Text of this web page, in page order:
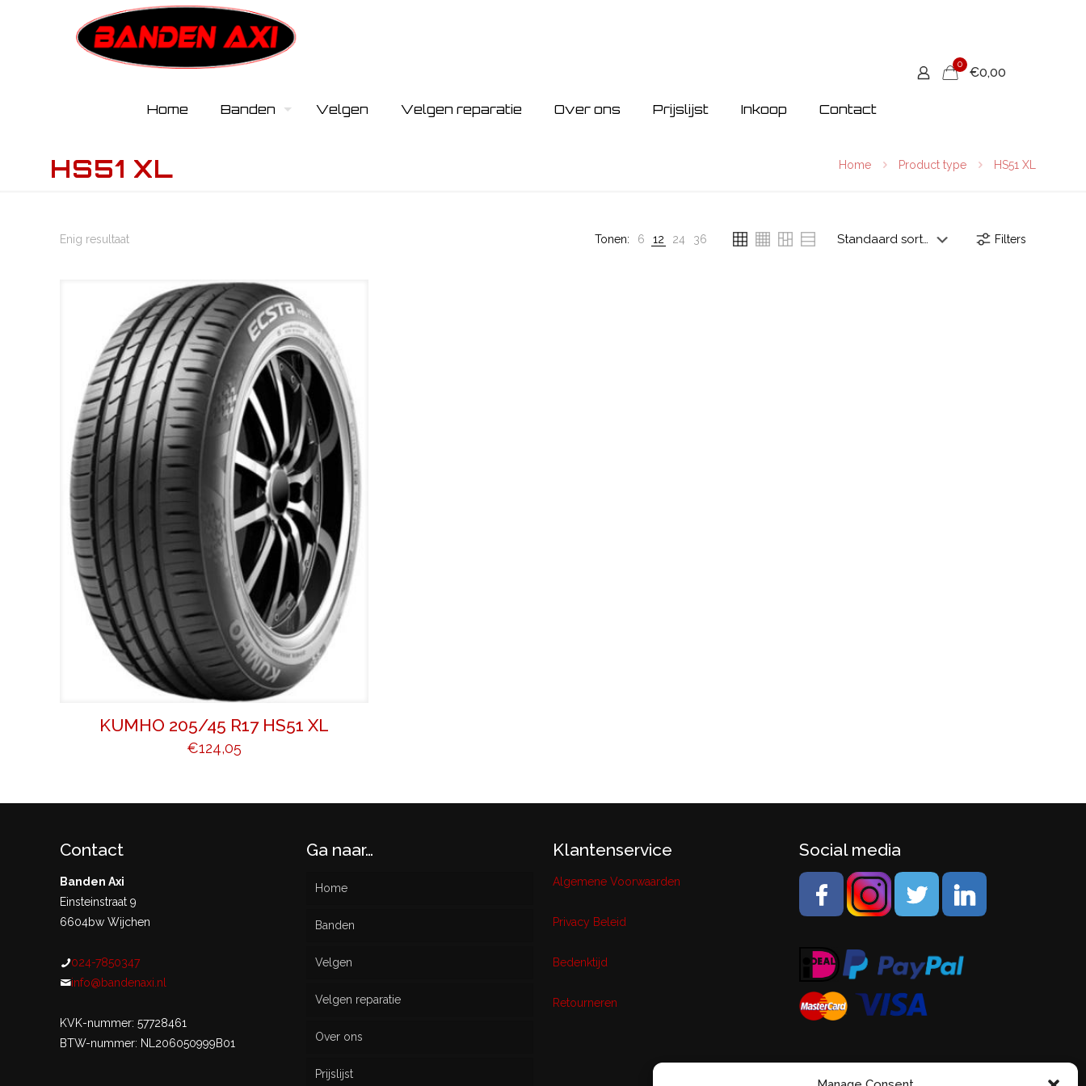
Home Banden Velgen Velgen reparatie Over ons Prijslijst Inkoop Contact
0
€0,00
HS51 XL Home Product type HS51 XL
Enig resultaat Tonen: 6 12 24 36 Filters
KUMHO 205/45 R17 HS51 XL
€124,05
Contact
Banden Axi
Einsteinstraat 9
6604bw Wijchen
024-7850347
info@bandenaxi.nl
KVK-nummer: 57728461
BTW-nummer: NL206050999B01
Ga naar…
Home
Banden
Nieuw
Gebruikt
Velgen
Velgen reparatie
Over ons
Prijslijst
Klantenservice
Algemene Voorwaarden
Privacy Beleid
Bedenktijd
Retourneren
Social media